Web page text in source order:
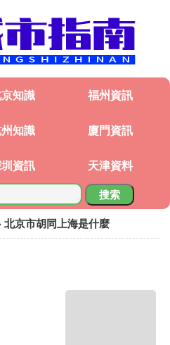
知識 福州資訊
知識 廈門資訊
資訊 天津資料
搜索
北京市胡同上海是什麼